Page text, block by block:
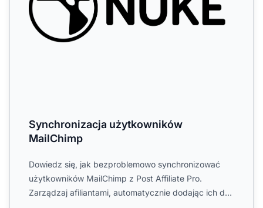
Synchronizacja użytkowników
MailChimp
Dowiedz się, jak bezproblemowo synchronizować
użytkowników MailChimp z Post Affiliate Pro.
Zarządzaj afiliantami, automatycznie dodając ich do